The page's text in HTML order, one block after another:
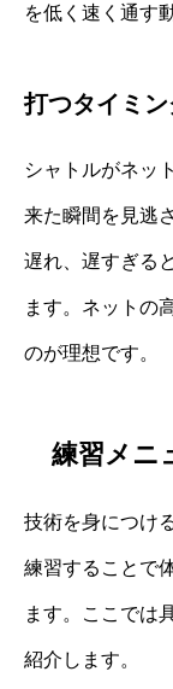
を低く速く通す
打つタイミ
シャトルがネッ
来た瞬間を見逃
遅れ、遅すぎる
ます。ネットの
のが理想です。
練習メニ
技術を身につけ
練習することで
ます。ここでは
紹介します。